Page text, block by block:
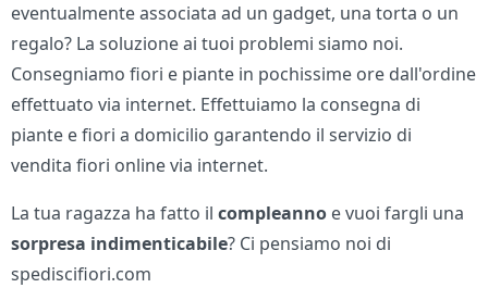
eventualmente associata ad un gadget, una torta o un
regalo? La soluzione ai tuoi problemi siamo noi.
Consegniamo fiori e piante in pochissime ore dall'ordine
effettuato via internet. Effettuiamo la consegna di
piante e fiori a domicilio garantendo il servizio di
vendita fiori online via internet.
La tua ragazza ha fatto ilcompleanno e vuoi fargli una
sorpresa indimenticabile? Ci pensiamo noi di
spediscifiori.com